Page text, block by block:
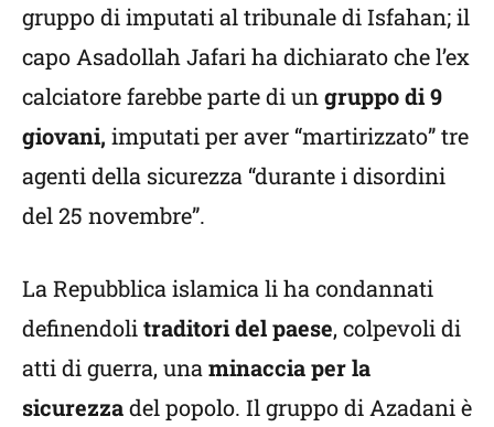
gruppo di imputati al tribunale di Isfahan; il
capo Asadollah Jafari ha dichiarato che l’ex
calciatore farebbe parte di ungruppo di 9
giovani, imputati per aver “martirizzato” tre
agenti della sicurezza “durante i disordini
del 25 novembre”.
La Repubblica islamica li ha condannati
definendolitraditori del paese, colpevoli di
atti di guerra, una minaccia per la
sicurezzadel popolo. Il gruppo di Azadani è